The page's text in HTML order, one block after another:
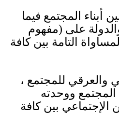
أبناء المجتمع فيما
على (مفهوم
التامة بين كافة
والعرقي للمجتمع ،
ووحدته
الإجتماعي بين كافة